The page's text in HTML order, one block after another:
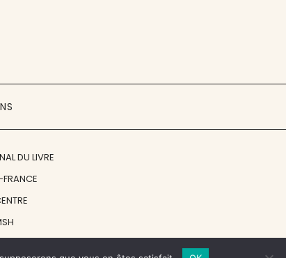
DU LIVRE